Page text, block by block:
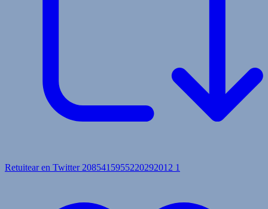
Retuitear en Twitter 2085415955220292012 1